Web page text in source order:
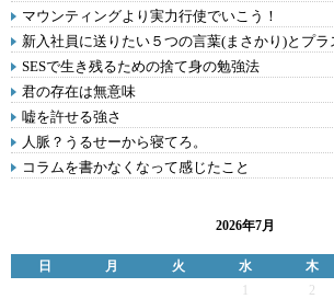
マウンティングより実力行使でいこう！
新入社員に送りたい５つの言葉(まさかり)とプラ
SESで生き残るための捨て身の勉強法
君の存在は無意味
嘘を許せる強さ
人脈？うるせーから寝てろ。
コラムを書かなくなって感じたこと
2026年7月
日 月 火 水 木
2